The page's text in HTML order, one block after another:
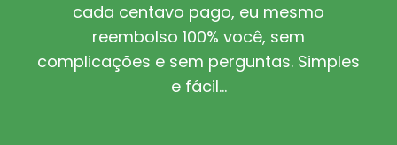
cada centavo pago, eu mesmo
reembolso 100% você, sem
complicações e sem perguntas. Simples
e fácil…